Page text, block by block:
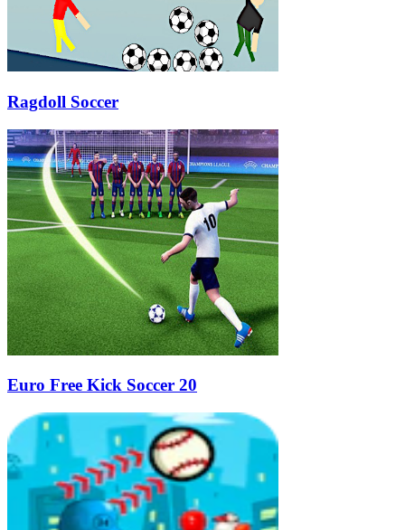
Ragdoll Soccer
Euro Free Kick Soccer 20